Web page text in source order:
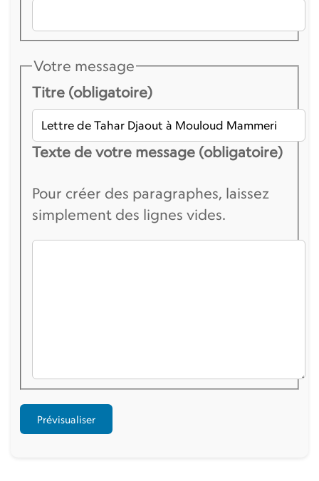
Votre message
Titre (obligatoire)
Texte de votre message (obligatoire)
Pour créer des paragraphes, laissez
simplement des lignes vides.